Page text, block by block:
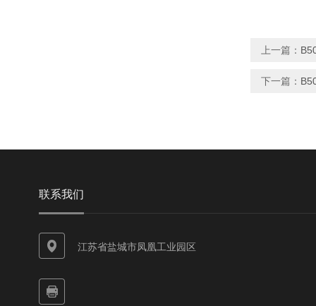
上一篇：
下一篇：
联系我们
江苏省盐城市凤凰工业园区